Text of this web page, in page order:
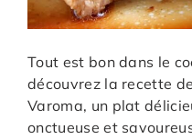
Tout est bon dans le
découvrez la recette
Varoma, un plat
onctueuse et